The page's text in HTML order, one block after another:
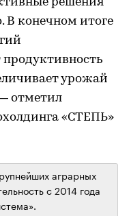
В конечном итоге
урожай
— отметил
«СТЕПЬ»
аграрных
с 2014 года